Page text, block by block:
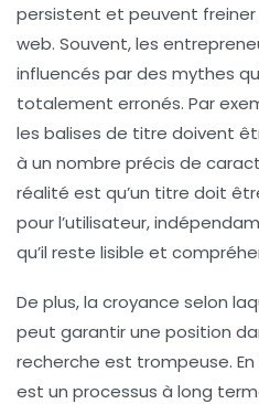
persistent et peuvent freiner
web. Souvent, les
influencés par des mythes
totalement erronés. Par
les balises de titre doivent
à un nombre précis de
réalité est qu’un titre doit
pour l’utilisateur,
qu’il reste lisible et
De plus, la croyance selon
peut garantir une position
recherche est trompeuse.
est un processus à long